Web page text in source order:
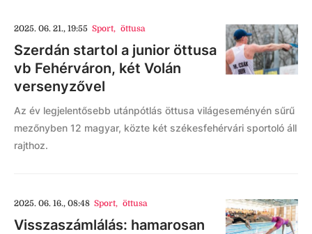
2025. 06. 21., 19:55 Sport, öttusa
Szerdán startol a junior öttusa
vb Fehérváron, két Volán
versenyzővel
Az év legjelentősebb utánpótlás öttusa világeseményén sűrű
mezőnyben 12 magyar, közte két székesfehérvári sportoló áll
rajthoz.
2025. 06. 16., 08:48 Sport, öttusa
Visszaszámlálás: hamarosan